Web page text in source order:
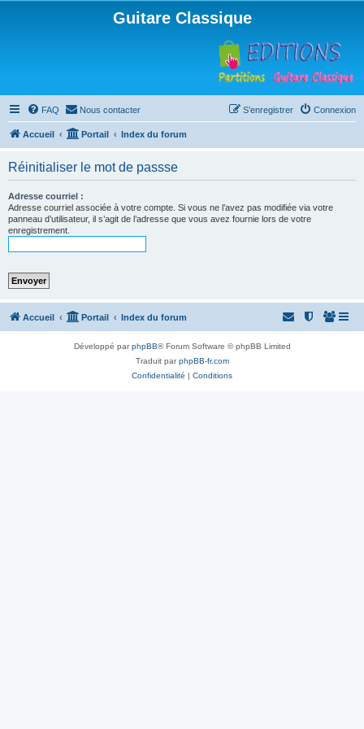
Guitare Classique
FAQ Nous contacter Connexion
S’enregistrer
Accueil Portail Index du forum
Réinitialiser le mot de passse
Adresse courriel :
Adresse courriel associée à votre compte. Si vous ne l’avez pas modifiée via votre
panneau d’utilisateur, il s’agit de l’adresse que vous avez fournie lors de votre
enregistrement.
Accueil Portail Index du forum
Développé parphpBB® Forum Software © phpBB Limited
Traduit parphpBB-fr.com
Confidentialité | Conditions